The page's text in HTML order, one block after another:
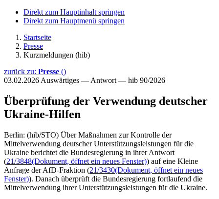
Direkt zum Hauptinhalt springen
Direkt zum Hauptmenü springen
Startseite
Presse
Kurzmeldungen (hib)
zurück zu: Presse ()
03.02.2026 Auswärtiges — Antwort — hib 90/2026
Überprüfung der Verwendung deutscher
Ukraine-Hilfen
Berlin: (hib/STO) Über Maßnahmen zur Kontrolle der
Mittelverwendung deutscher Unterstützungsleistungen für die
Ukraine berichtet die Bundesregierung in ihrer Antwort
(21/3848(Dokument, öffnet ein neues Fenster)) auf eine Kleine
Anfrage der AfD-Fraktion (21/3430(Dokument, öffnet ein neues
Fenster)). Danach überprüft die Bundesregierung fortlaufend die
Mittelverwendung ihrer Unterstützungsleistungen für die Ukraine.